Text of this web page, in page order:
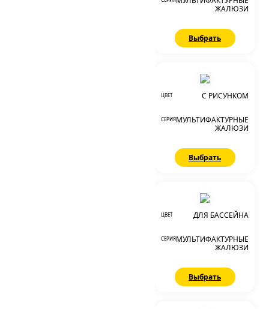
ЖАЛЮЗИ
Выбрать
ЦВЕТ С РИСУНКОМ
СЕРИЯМУЛЬТИФАКТУРНЫЕ
ЖАЛЮЗИ
Выбрать
ЦВЕТ ДЛЯ БАССЕЙНА
СЕРИЯМУЛЬТИФАКТУРНЫЕ
ЖАЛЮЗИ
Выбрать